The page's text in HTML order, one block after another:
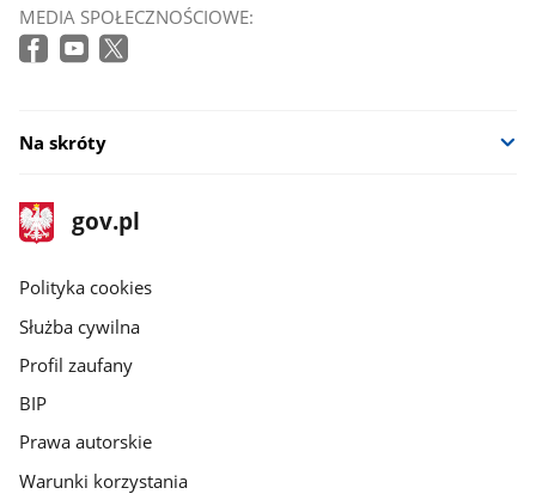
MEDIA SPOŁECZNOŚCIOWE:
Na skróty
stopka
gov.pl
Strona
gov.pl
gov.pl
Polityka cookies
Służba cywilna
Profil zaufany
BIP
Prawa autorskie
Warunki korzystania